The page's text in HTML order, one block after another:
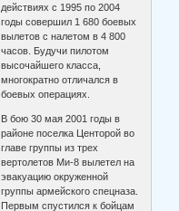
действиях с 1995 по 2004
годы совершил 1 680 боевых
вылетов с налетом в 4 800
часов. Будучи пилотом
высочайшего класса,
многократно отличался в
боевых операциях.
В бою 30 мая 2001 годы в
районе поселка Центорой во
главе группы из трех
вертолетов Ми-8 вылетел на
эвакуацию окруженной
группы армейского спецназа.
Первым спустился к бойцам